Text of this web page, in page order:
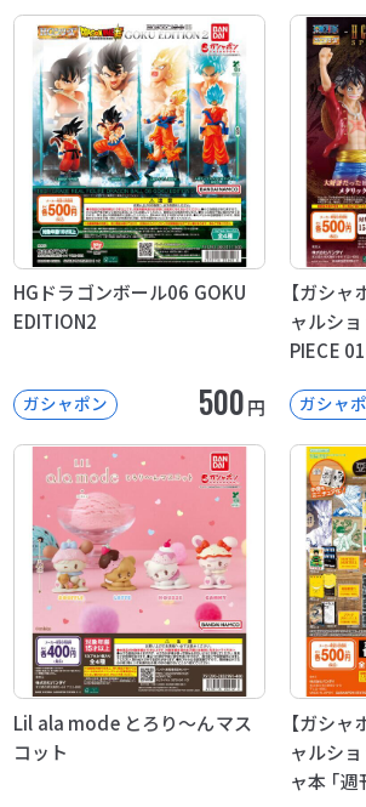
HGドラゴンボール06 GOKU
EDITION2
ガシャポン 500円
【ガシ
ャルショ
PIECE
ガシャ
Lil ala mode とろり～んマス
コット
【ガシ
ャルシ
ャ本 「